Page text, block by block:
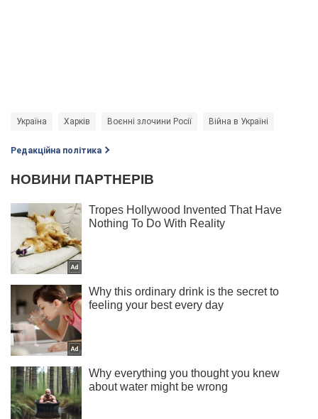
Україна Харків Воєнні злочини Росії Війна в Україні
Редакційна політика